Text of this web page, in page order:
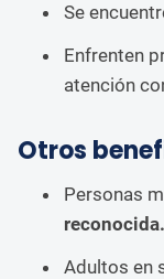
Se
Enfrenten
atención
Otros
Personas
reconocida.
Adultos en